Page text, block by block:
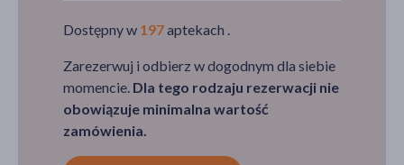
Dostępny w 197aptekach .
Zarezerwuj i odbierz w dogodnym dla siebie
momencie. Dla tego rodzaju rezerwacji nie
obowiązuje minimalna wartość
zamówienia.